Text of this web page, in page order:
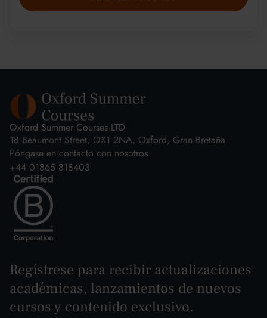
Oxford Summer Courses LTD
18 Beaumont Street, OX1 2NA, Oxford, Gran Bretaña
Póngase en contacto con nosotros
+44 01865 818403
Regístrese para recibir actualizaciones
académicas, lanzamientos de nuevos
cursos y contenido exclusivo.